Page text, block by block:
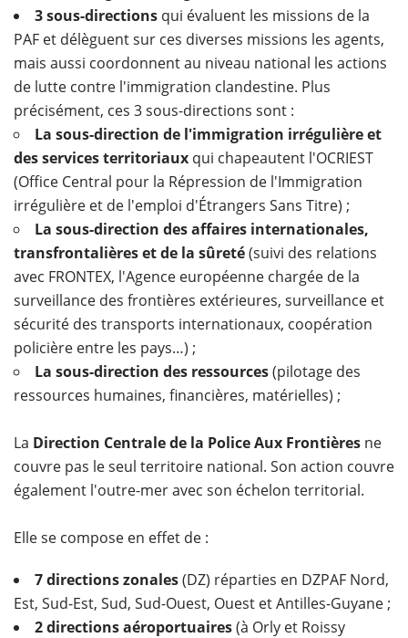
3 sous-directions qui évaluent les missions de la
PAF et délèguent sur ces diverses missions les agents,
mais aussi coordonnent au niveau national les actions
de lutte contre l'immigration clandestine. Plus
précisément, ces 3 sous-directions sont :
La sous-direction de l'immigration irrégulière et
des services territoriaux qui chapeautent l'OCRIEST
(Office Central pour la Répression de l'Immigration
irrégulière et de l'emploi d'Étrangers Sans Titre) ;
La sous-direction des affaires internationales,
transfrontalières et de la sûreté(suivi des relations
avec FRONTEX, l'Agence européenne chargée de la
surveillance des frontières extérieures, surveillance et
sécurité des transports internationaux, coopération
policière entre les pays…) ;
La sous-direction des ressources(pilotage des
ressources humaines, financières, matérielles) ;
La Direction Centrale de la Police Aux Frontières ne
couvre pas le seul territoire national. Son action couvre
également l'outre-mer avec son échelon territorial.
Elle se compose en effet de :
7 directions zonales(DZ) réparties en DZPAF Nord,
Est, Sud-Est, Sud, Sud-Ouest, Ouest et Antilles-Guyane ;
2 directions aéroportuaires(à Orly et Roissy